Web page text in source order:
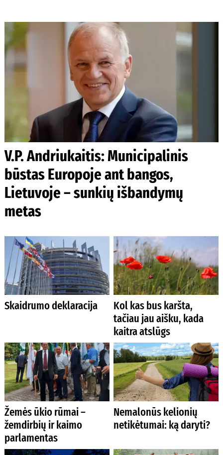
V.P. Andriukaitis: Municipalinis
būstas Europoje ant bangos,
Lietuvoje – sunkių išbandymų
metas
Skaidrumo deklaracija
Kol kas bus karšta,
tačiau jau aišku, kada
kaitra atslūgs
Žemės ūkio rūmai –
žemdirbių ir kaimo
parlamentas
Nemalonūs kelionių
netikėtumai: ką daryti?